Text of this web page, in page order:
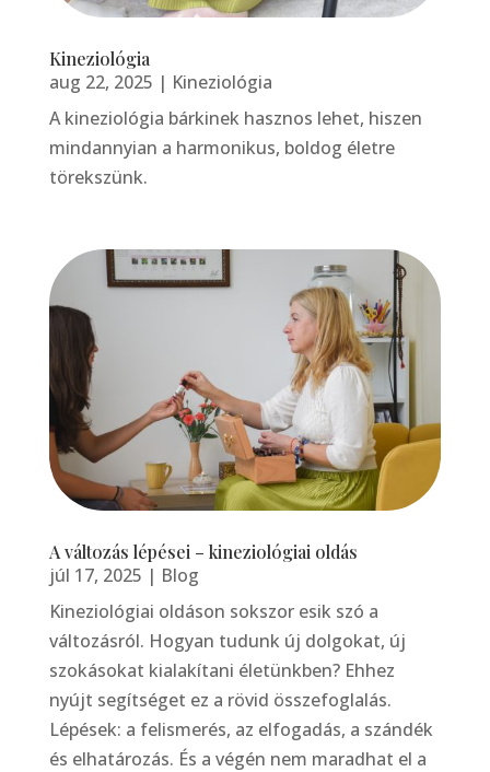
Kineziológia
aug 22, 2025 | Kineziológia
A kineziológia bárkinek hasznos lehet, hiszen
mindannyian a harmonikus, boldog életre
törekszünk.
A változás lépései – kineziológiai oldás
júl 17, 2025 | Blog
Kineziológiai oldáson sokszor esik szó a
változásról. Hogyan tudunk új dolgokat, új
szokásokat kialakítani életünkben? Ehhez
nyújt segítséget ez a rövid összefoglalás.
Lépések: a felismerés, az elfogadás, a szándék
és elhatározás. És a végén nem maradhat el a